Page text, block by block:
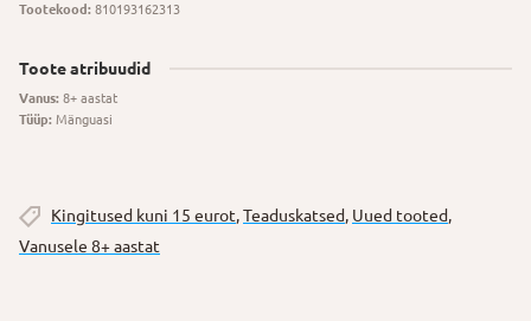
Tootekood: 810193162313
Toote atribuudid
Vanus: 8+ aastat
Tüüp: Mänguasi
Kingitused kuni 15 eurot,Teaduskatsed, Uued tooted,
Vanusele 8+ aastat